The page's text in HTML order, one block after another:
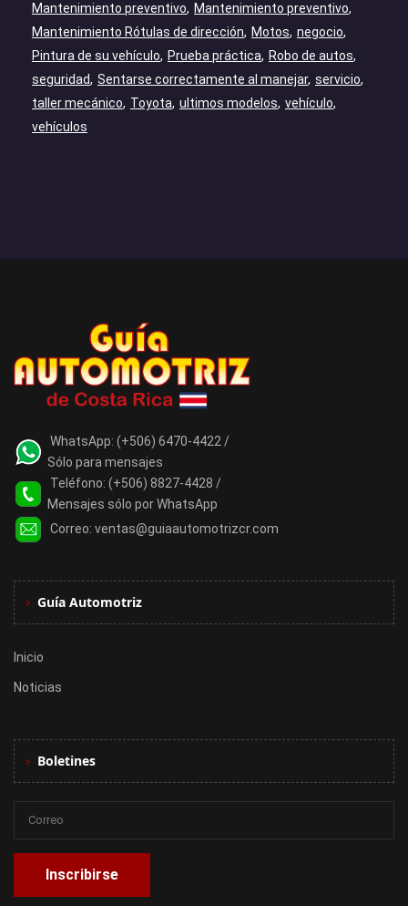
Mantenimiento preventivo
Mantenimiento preventivo
Mantenimiento Rótulas de dirección
Motos negocio
Pintura de su vehículo
Prueba práctica
Robo de autos
seguridad
Sentarse correctamente al manejar servicio
taller mecánico
Toyota ultimos modelos vehículo
vehículos
WhatsApp: (+506) 6470-4422 /
Sólo para mensajes
Teléfono: (+506) 8827-4428 /
Mensajes sólo por WhatsApp
Correo: ventas@guiaautomotrizcr.com
Guía Automotriz
Inicio
Noticias
Boletines